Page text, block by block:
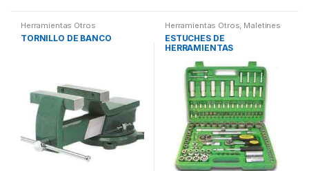
Herramientas Otros
TORNILLO DE BANCO
Herramientas Otros, Maletines
Herramientas, Extractores,
Compresímetros, otros
ESTUCHES DE
HERRAMIENTAS